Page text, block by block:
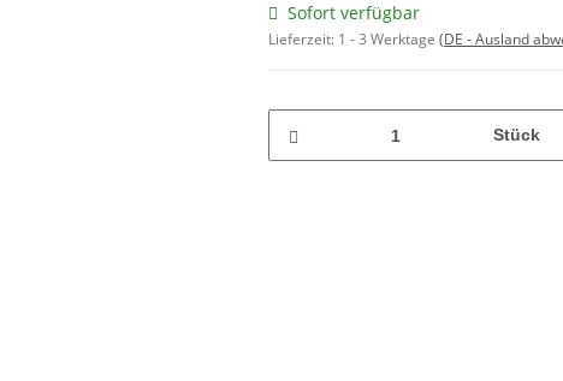
Sofort verfügbar
Lieferzeit: 1 - 3 Werktage (DE - Ausland
Stück